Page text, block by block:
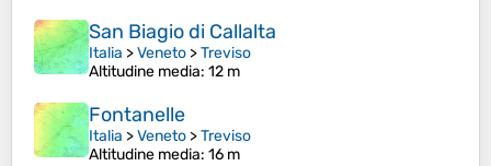
San Biagio di Callalta
Italia >Veneto >Treviso
Altitudine media: 12 m
Fontanelle
Italia >Veneto >Treviso
Altitudine media: 16 m